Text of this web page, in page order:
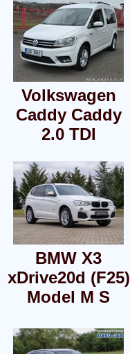
Volkswagen
Caddy Caddy
2.0 TDI
BMW X3
xDrive20d (F25)
Model M S